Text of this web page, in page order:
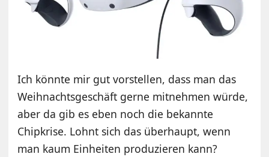
Ich könnte mir gut vorstellen, dass man das
Weihnachtsgeschäft gerne mitnehmen würde,
aber da gib es eben noch die bekannte
Chipkrise. Lohnt sich das überhaupt, wenn
man kaum Einheiten produzieren kann?